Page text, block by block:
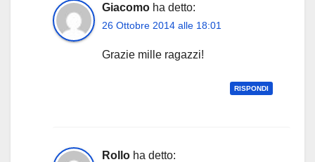
Giacomo ha detto:
26 Ottobre 2014 alle 18:01
Grazie mille ragazzi!
RISPONDI
Rollo ha detto: